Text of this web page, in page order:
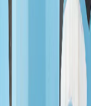
ورود یا ثبت‌نام
phone number to continue
Phone Number
شماره موبایل خود را